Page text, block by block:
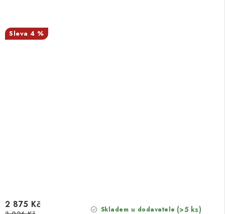
4 %
Skladem u dodavatele (>5 ks)
2 875 Kč